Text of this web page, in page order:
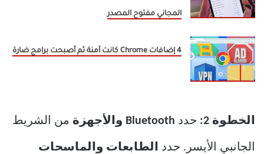
المجاني مفتوح المصدر
4 إضافات Chrome كانت آمنة ثم أصبحت برامج ضارة
الخطوة 2: حدد Bluetooth والأجهزة من الشريط
الجانبي الأيسر. حدد الطابعات والماسحات